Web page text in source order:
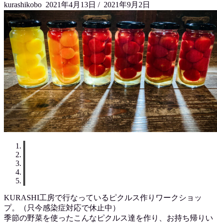
kurashikobo 2021年4月13日 / 2021年9月2日
KURASHI工房で行なっているピクルス作りワークショッ
プ。（只今感染症対応で休止中）
季節の野菜を使ったこんなピクルス達を作り、お持ち帰りい